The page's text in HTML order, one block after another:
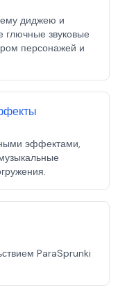
диджею и
глючные звуковые
персонажей и
эффектами,
ParaSprunki